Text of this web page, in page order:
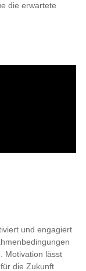
die erwartete
und engagiert
Motivation lässt
die Zukunft